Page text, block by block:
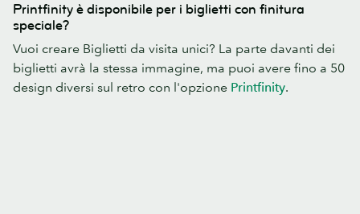
Printfinity è disponibile per i biglietti con finitura
speciale?
Vuoi creare Biglietti da visita unici? La parte davanti dei
biglietti avrà la stessa immagine, ma puoi avere fino a 50
design diversi sul retro con l'opzione Printfinity.